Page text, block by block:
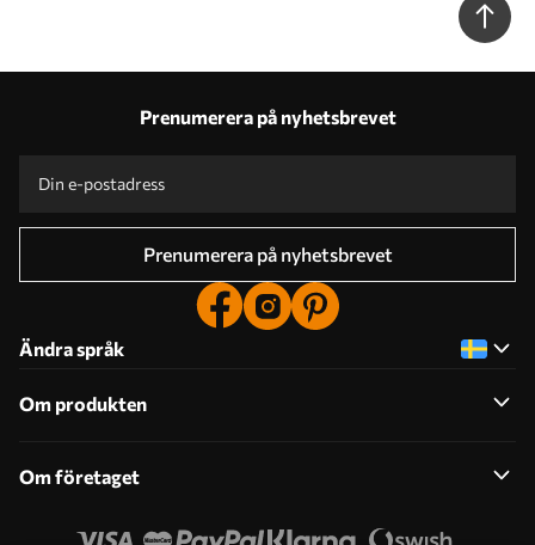
Prenumerera på nyhetsbrevet
Prenumerera på nyhetsbrevet
Ändra språk
Om produkten
Om företaget